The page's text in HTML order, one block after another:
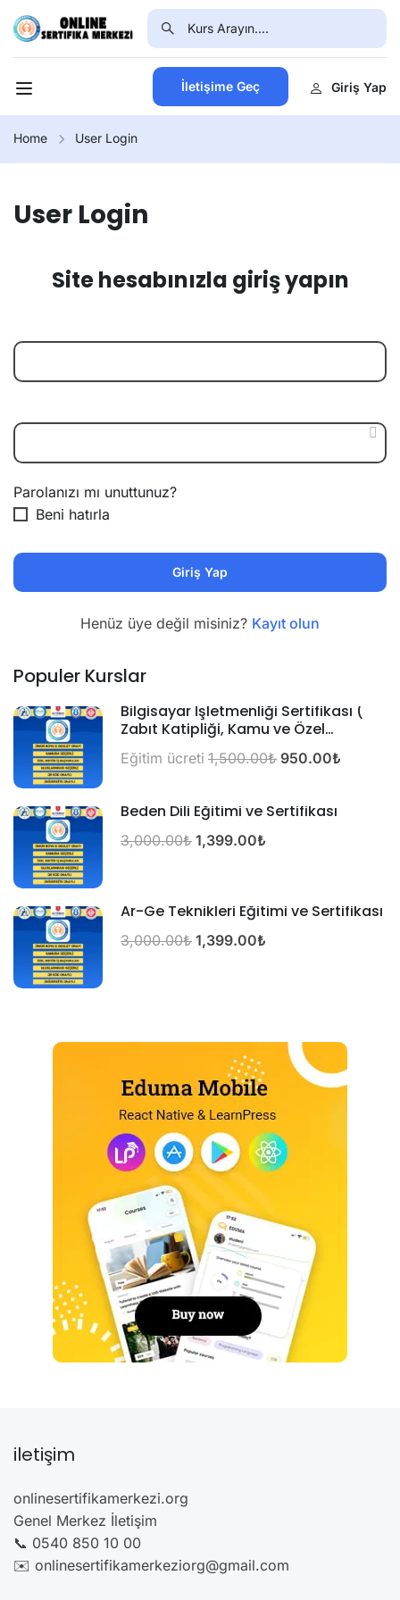
İletişime Geç Giriş Yap
Home User Login
User Login
Site hesabınızla giriş yapın
Parolanızı mı unuttunuz?
Beni hatırla
Henüz üye değil misiniz? Kayıt olun
Populer Kurslar
Bilgisayar İşletmenliği Sertifikası (
Zabıt Katipliği, Kamu ve Özel
Eğitim ücreti 1,500.00₺ 950.00₺
Beden Dili Eğitimi ve Sertifikası
3,000.00₺ 1,399.00₺
Ar-Ge Teknikleri Eğitimi ve Sertifikası
3,000.00₺ 1,399.00₺